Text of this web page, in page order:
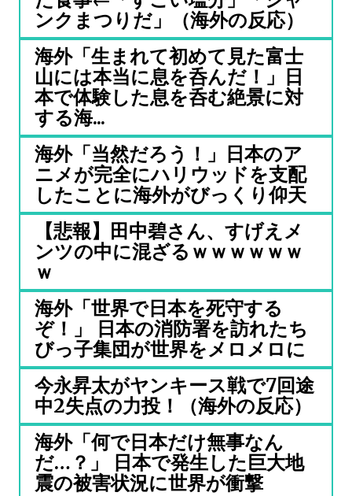
ンクまつりだ」（海外の反応）
海外「生まれて初めて見た富士
山には本当に息を呑んだ！」日
本で体験した息を呑む絶景に対
する海...
海外「当然だろう！」日本のア
ニメが完全にハリウッドを支配
したことに海外がびっくり仰天
【悲報】田中碧さん、すげえメ
ンツの中に混ざるｗｗｗｗｗｗ
ｗ
海外「世界で日本を死守する
ぞ！」 日本の消防署を訪れたち
びっ子集団が世界をメロメロに
今永昇太がヤンキース戦で7回途
中2失点の力投！（海外の反応）
海外「何で日本だけ無事なん
だ…？」 日本で発生した巨大地
震の被害状況に世界が衝撃